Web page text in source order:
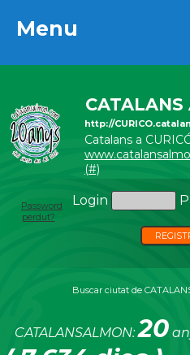
Menu
CATALANS
http://
Catalans a
(#)
Login
Password
perdut?
Buscar ciutat de
CATALANSALMON:20
Menu